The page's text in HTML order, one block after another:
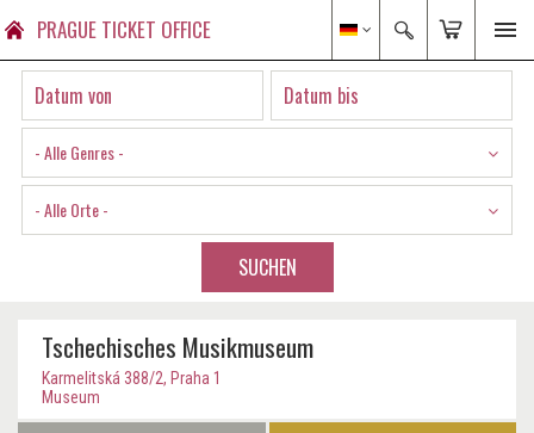
PRAGUE TICKET OFFICE
- Alle Genres -
- Alle Orte -
SUCHEN
Tschechisches Musikmuseum
Karmelitská 388/2, Praha 1
Museum